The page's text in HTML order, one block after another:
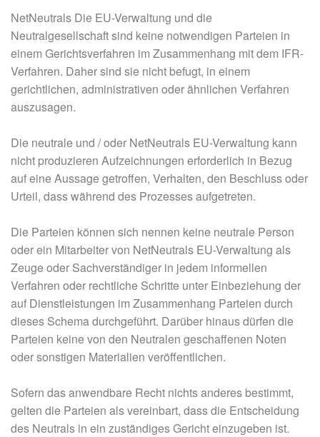
NetNeutrals Die EU-Verwaltung und die
Neutralgesellschaft sind keine notwendigen Parteien in
einem Gerichtsverfahren im Zusammenhang mit dem IFR-
Verfahren. Daher sind sie nicht befugt, in einem
gerichtlichen, administrativen oder ähnlichen Verfahren
auszusagen.
Die neutrale und / oder NetNeutrals EU-Verwaltung kann
nicht produzieren Aufzeichnungen erforderlich in Bezug
auf eine Aussage getroffen, Verhalten, den Beschluss oder
Urteil, dass während des Prozesses aufgetreten.
Die Parteien können sich nennen keine neutrale Person
oder ein Mitarbeiter von NetNeutrals EU-Verwaltung als
Zeuge oder Sachverständiger in jedem informellen
Verfahren oder rechtliche Schritte unter Einbeziehung der
auf Dienstleistungen im Zusammenhang Parteien durch
dieses Schema durchgeführt. Darüber hinaus dürfen die
Parteien keine von den Neutralen geschaffenen Noten
oder sonstigen Materialien veröffentlichen.
Sofern das anwendbare Recht nichts anderes bestimmt,
gelten die Parteien als vereinbart, dass die Entscheidung
des Neutrals in ein zuständiges Gericht einzugeben ist.